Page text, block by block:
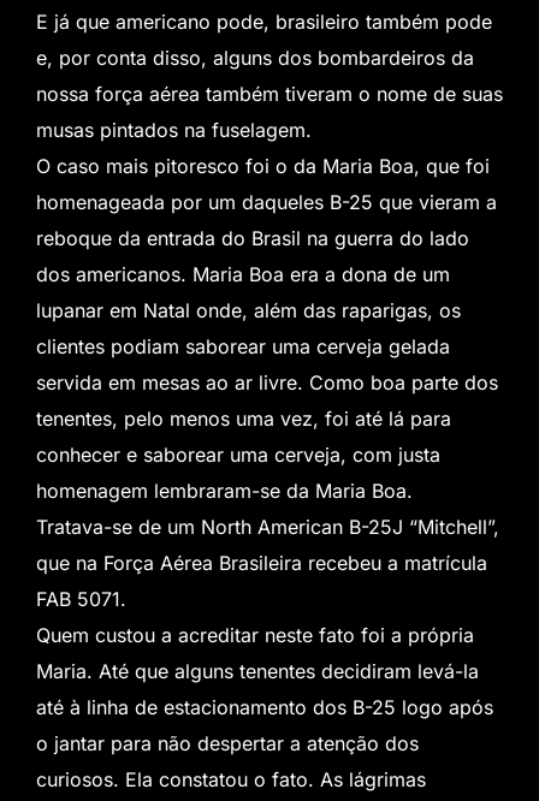
E já que americano pode, brasileiro também pode
e, por conta disso, alguns dos bombardeiros da
nossa força aérea também tiveram o nome de suas
musas pintados na fuselagem.
O caso mais pitoresco foi o da Maria Boa, que foi
homenageada por um daqueles B-25 que vieram a
reboque da entrada do Brasil na guerra do lado
dos americanos. Maria Boa era a dona de um
lupanar em Natal onde, além das raparigas, os
clientes podiam saborear uma cerveja gelada
servida em mesas ao ar livre. Como boa parte dos
tenentes, pelo menos uma vez, foi até lá para
conhecer e saborear uma cerveja, com justa
homenagem lembraram-se da Maria Boa.
Tratava-se de um North American B-25J “Mitchell”,
que na Força Aérea Brasileira recebeu a matrícula
FAB 5071.
Quem custou a acreditar neste fato foi a própria
Maria. Até que alguns tenentes decidiram levá-la
até à linha de estacionamento dos B-25 logo após
o jantar para não despertar a atenção dos
curiosos. Ela constatou o fato. As lágrimas